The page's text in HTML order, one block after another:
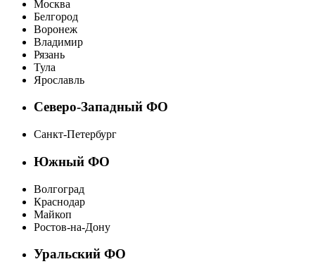
Москва
Белгород
Воронеж
Владимир
Рязань
Тула
Ярославль
Северо-Западный ФО
Санкт-Петербург
Южный ФО
Волгоград
Краснодар
Майкоп
Ростов-на-Дону
Уральский ФО